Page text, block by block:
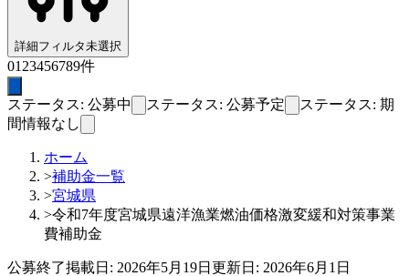
詳細フィルタ未選択
01 23456789件
ステータス: 公募中 ステータス: 公募予定
ステータス: 期
間情報なし
ホーム
>補助金一覧
>宮城県
>令和7年度宮城県遠洋漁業燃油価格激変緩和対策事業
費補助金
公募終了掲載日: 2026年5月19日 更新日: 2026年6月1日